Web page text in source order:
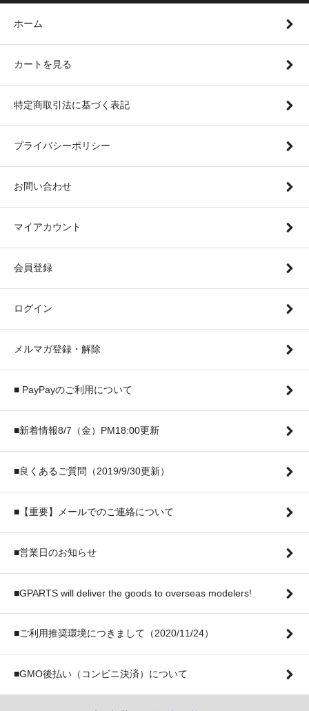
ホーム
カートを見る
特定商取引法に基づく表記
プライバシーポリシー
お問い合わせ
マイアカウント
会員登録
ログイン
メルマガ登録・解除
■ PayPayのご利用について
■新着情報8/7（金）PM18:00更新
■良くあるご質問（2019/9/30更新）
■【重要】メールでのご連絡について
■営業日のお知らせ
■GPARTS will deliver the goods to overseas modelers!
■ご利用推奨環境につきまして（2020/11/24）
■GMO後払い（コンビニ決済）について